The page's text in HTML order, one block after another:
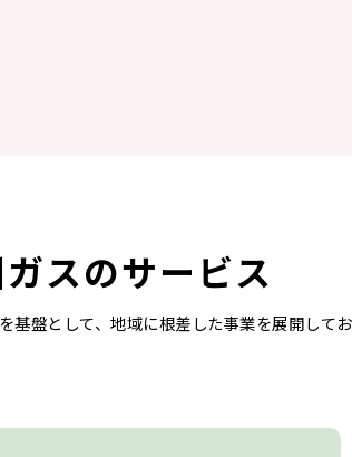
スのサービス
基盤として、地域に根差した事業を展開して